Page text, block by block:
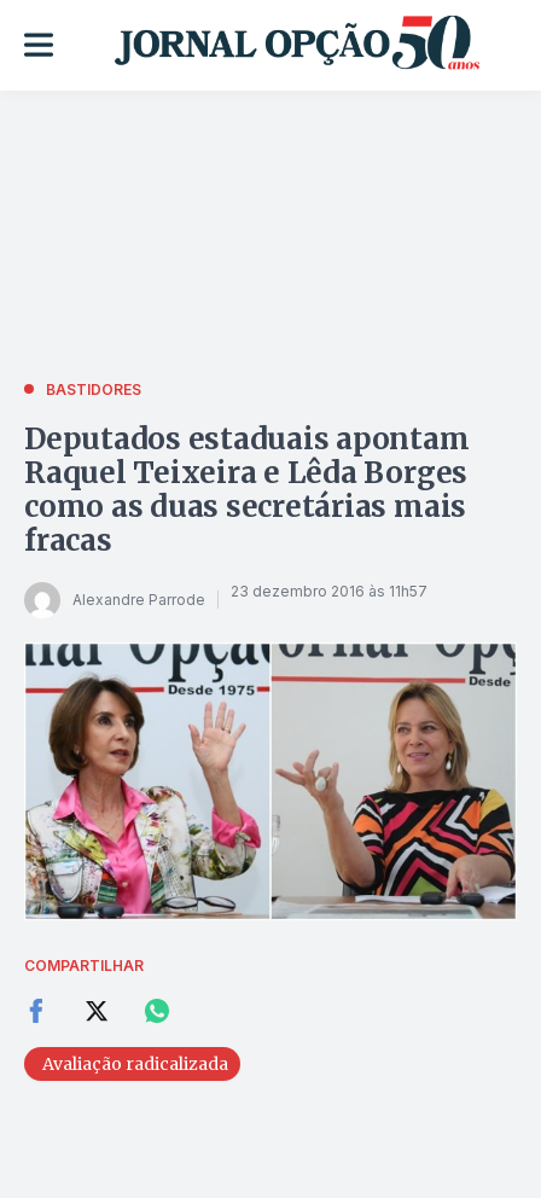
BASTIDORES
Deputados estaduais apontam
Raquel Teixeira e Lêda Borges
como as duas secretárias mais
fracas
Alexandre Parrode 23 dezembro 2016 às 11h57
COMPARTILHAR
Avaliação radicalizada